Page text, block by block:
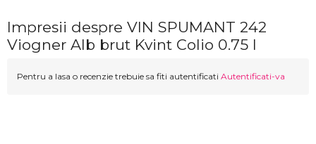
Impresii despre VIN SPUMANT 242
Viogner Alb brut Kvint Colio 0.75 l
Pentru a lasa o recenzie trebuie sa fiti autentificati Autentificati-va